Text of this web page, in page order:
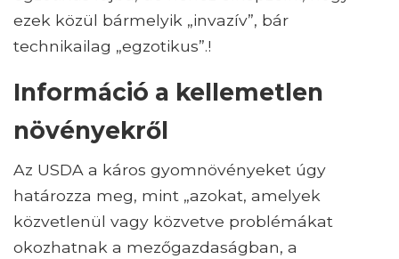
ezek közül bármelyik „invazív”, bár
technikailag „egzotikus”.!
Információ a kellemetlen
növényekről
Az USDA a káros gyomnövényeket úgy
határozza meg, mint „azokat, amelyek
közvetlenül vagy közvetve problémákat
okozhatnak a mezőgazdaságban, a